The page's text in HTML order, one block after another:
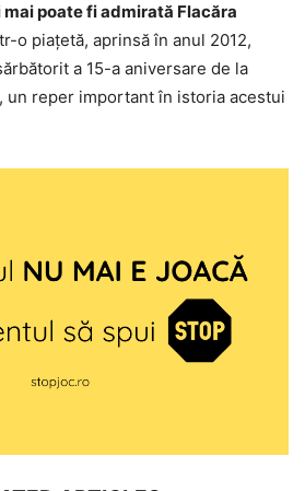
poate fi admirată Flacăra
o piaţetă, aprinsă în anul 2012,
a 15-a aniversare de la
un reper important în istoria acestui